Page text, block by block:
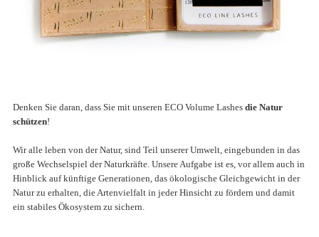
Denken Sie daran, dass Sie mit unseren ECO Volume Lashes die Natur
schützen!
Wir alle leben von der Natur, sind Teil unserer Umwelt, eingebunden in das
große Wechselspiel der Naturkräfte. Unsere Aufgabe ist es, vor allem auch in
Hinblick auf künftige Generationen, das ökologische Gleichgewicht in der
Natur zu erhalten, die Artenvielfalt in jeder Hinsicht zu fördern und damit
ein stabiles Ökosystem zu sichern.